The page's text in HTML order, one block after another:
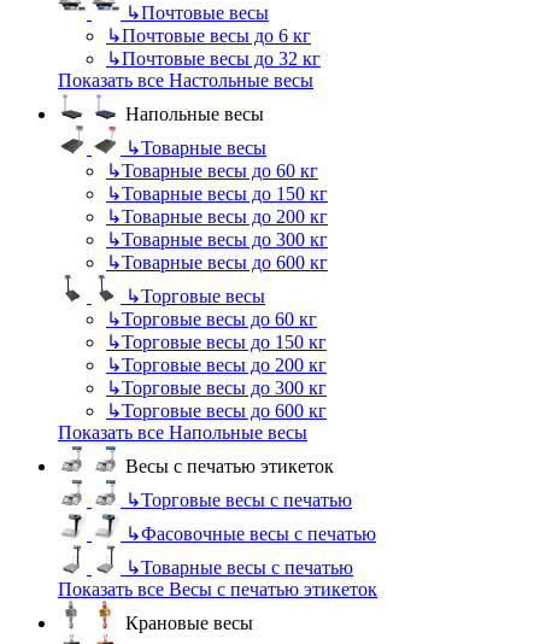
↳Почтовые весы
↳Почтовые весы до 6 кг
↳Почтовые весы до 32 кг
Показать все Настольные весы
Напольные весы
↳Товарные весы
↳Товарные весы до 60 кг
↳Товарные весы до 150 кг
↳Товарные весы до 200 кг
↳Товарные весы до 300 кг
↳Товарные весы до 600 кг
↳Торговые весы
↳Торговые весы до 60 кг
↳Торговые весы до 150 кг
↳Торговые весы до 200 кг
↳Торговые весы до 300 кг
↳Торговые весы до 600 кг
Показать все Напольные весы
Весы с печатью этикеток
↳Торговые весы с печатью
↳Фасовочные весы с печатью
↳Товарные весы с печатью
Показать все Весы с печатью этикеток
Крановые весы